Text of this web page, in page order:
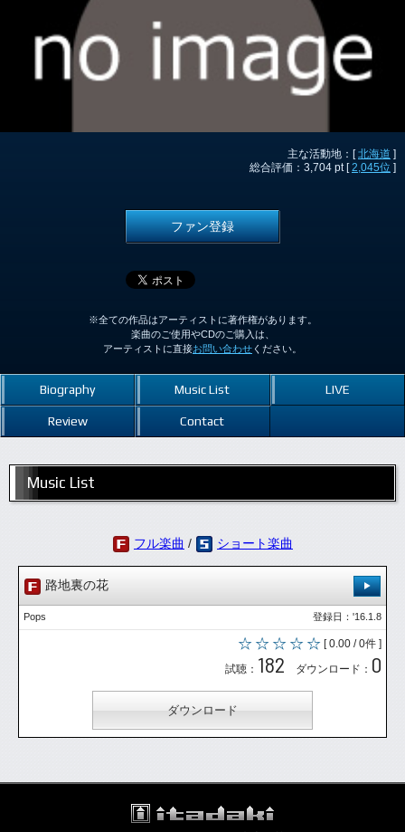
主な活動地：[北海道 ]
総合評価：3,704 pt [2,045位 ]
ファン登録
※全ての作品はアーティストに著作権があります。
楽曲のご使用やCDのご購入は、
アーティストに直接お問い合わせ ください。
Biography Music List LIVE
Review Contact
Music List
フル楽曲 / ショート楽曲
路地裏の花
登録日：'16.1.8
Pops
[ 0.00 / 0件 ]
試聴： 182 ダウンロード： 0
ダウンロード